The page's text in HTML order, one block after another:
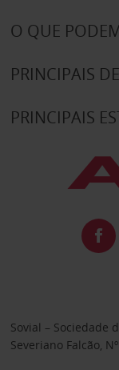
O QUE
PRINCIPAIS
PRINCIPAIS
Sovial – Sociedade
Severiano Falcão,